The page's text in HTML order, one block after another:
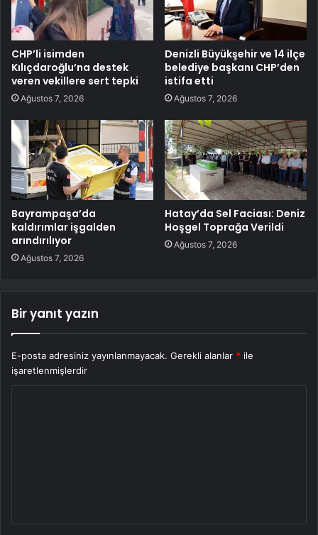
CHP’li isimden
Kılıçdaroğlu’na destek
veren vekillere sert tepki
Ağustos 7, 2026
Denizli Büyükşehir ve 14 ilçe
belediye başkanı CHP’den
istifa etti
Ağustos 7, 2026
Bayrampaşa’da
kaldırımlar işgalden
arındırılıyor
Ağustos 7, 2026
Hatay’da Sel Faciası: Deniz
Hoşgel Toprağa Verildi
Ağustos 7, 2026
Bir yanıt yazın
E-posta adresiniz yayınlanmayacak. Gerekli alanlar * ile
işaretlenmişlerdir